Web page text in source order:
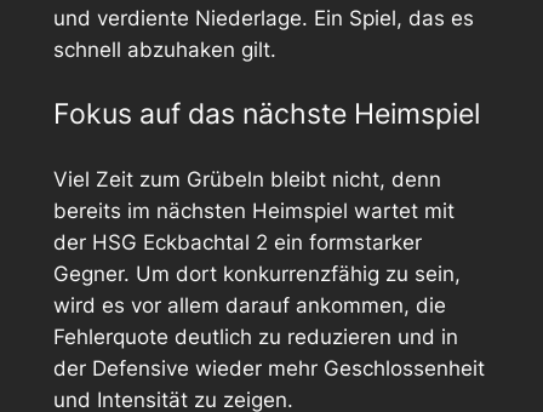
und verdiente Niederlage. Ein Spiel, das es
schnell abzuhaken gilt.
Fokus auf das nächste Heimspiel
Viel Zeit zum Grübeln bleibt nicht, denn
bereits im nächsten Heimspiel wartet mit
der HSG Eckbachtal 2 ein formstarker
Gegner. Um dort konkurrenzfähig zu sein,
wird es vor allem darauf ankommen, die
Fehlerquote deutlich zu reduzieren und in
der Defensive wieder mehr Geschlossenheit
und Intensität zu zeigen.